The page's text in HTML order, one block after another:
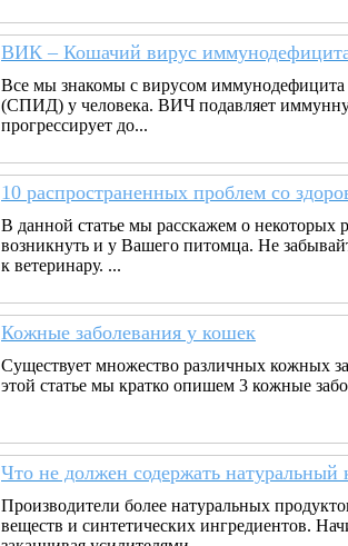
ВИК – Кошачий вирус
Все мы знакомы с вирусом
(СПИД) у человека. ВИЧ подавляет
прогрессирует до...
10 распространенных проблем со
В данной статье мы расскажем о некоторых
возникнуть и у Вашего питомца. Не
к ветеринару. ...
Кожные заболевания у кошек
Существует множество различных кожных
этой статье мы кратко опишем 3 кожные
Что не должен содержать натуральный
Производители более натуральных
веществ и синтетических ингредиентов.